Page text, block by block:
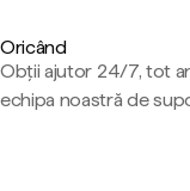
Oricând
Obții ajutor 24/7, tot
echipa noastră de